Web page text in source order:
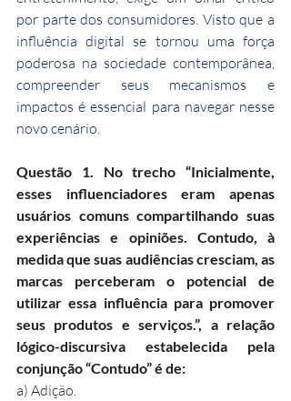
por parte dos consumidores. Visto que a
influência digital se tornou uma força
poderosa na sociedade contemporânea,
compreender seus mecanismos e
impactos é essencial para navegar nesse
novo cenário.
Questão 1. No trecho “Inicialmente,
esses influenciadores eram apenas
usuários comuns compartilhando suas
experiências e opiniões. Contudo, à
medida que suas audiências cresciam, as
marcas perceberam o potencial de
utilizar essa influência para promover
seus produtos e serviços.”, a relação
lógico-discursiva estabelecida pela
conjunção “Contudo” é de:
a) Adição.